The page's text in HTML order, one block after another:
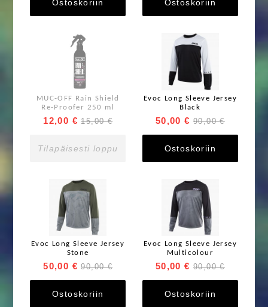
Ostoskoriin Ostoskoriin
MUC-OFF Rain Shield
Re-Proofer 250 ml
12,00 € 15,00 €
Tilapäisesti loppu
Evoc Long Sleeve Jersey
Black
50,00 € 90,00 €
Ostoskoriin
Evoc Long Sleeve Jersey
Stone
50,00 € 90,00 €
Ostoskoriin
Evoc Long Sleeve Jersey
Multicolour
50,00 € 90,00 €
Ostoskoriin